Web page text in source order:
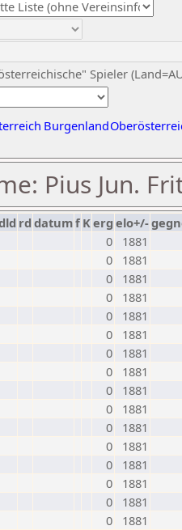
Spieler
Burgenland
Pius Jun.
rd datumf Kerg elo+/-
0
1881
0
1881
0
1881
0
1881
0
1881
0
1881
0
1881
0
1881
0
1881
0
1881
0
1881
0
1881
0
1881
0
1881
0
1881
0
1881